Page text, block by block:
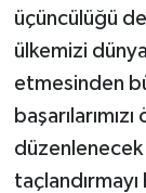
üçüncülüğü
ülkemizi
etmesinden
düzenlenecek